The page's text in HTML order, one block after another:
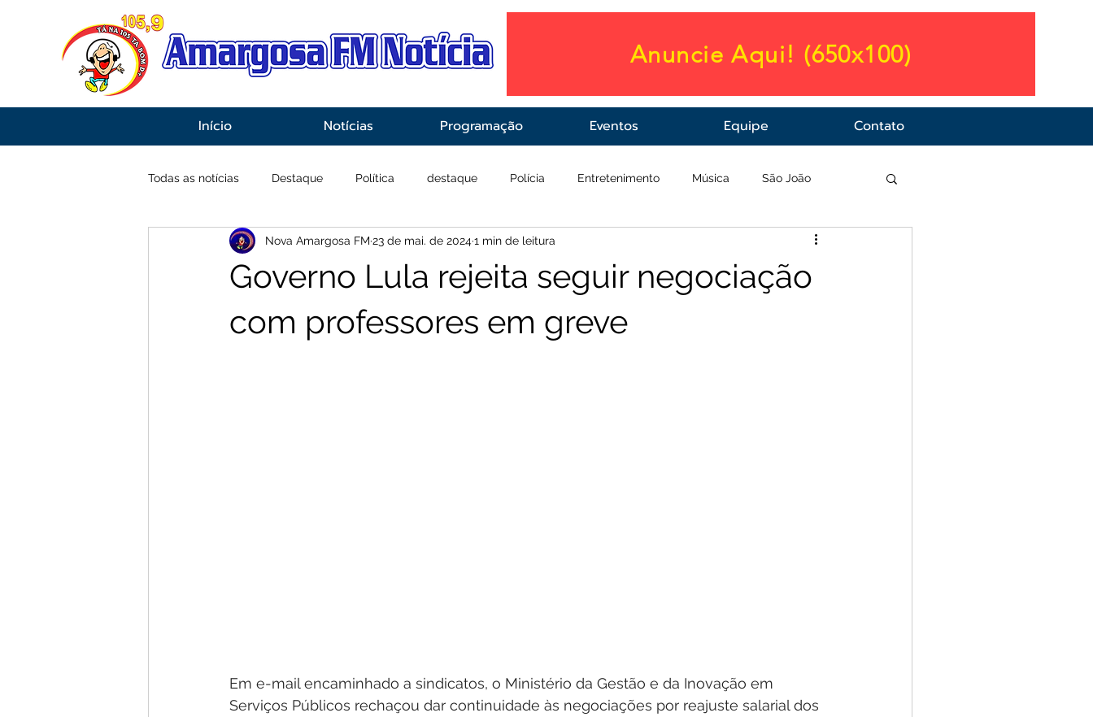
Anuncie Aqui! (650x100)
Início Notícias Programação Eventos Equipe Contato
Todas as notícias Destaque Política destaque Polícia Entretenimento Música São João
Economia Esportes Infraestrutura Saúde
Governo Lula rejeita seguir negociação
com professores em greve
Nova Amargosa FM 23 de mai. de 20241 min de leitura
Em e-mail encaminhado a sindicatos, o Ministério da Gestão e da Inovação em
Serviços Públicos rechaçou dar continuidade às negociações por reajuste salarial dos